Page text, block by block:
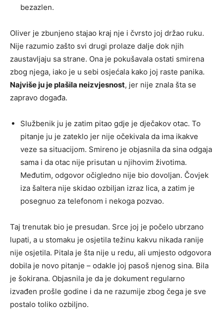
bezazlen.
Oliver je zbunjeno stajao kraj nje i čvrsto joj držao ruku.
Nije razumio zašto svi drugi prolaze dalje dok njih
zaustavljaju sa strane. Ona je pokušavala ostati smirena
zbog njega, iako je u sebi osjećala kako joj raste panika.
Najviše ju je plašila neizvjesnost, jer nije znala šta se
zapravo događa.
Službenik ju je zatim pitao gdje je dječakov otac. To
pitanje ju je zateklo jer nije očekivala da ima ikakve
veze sa situacijom. Smireno je objasnila da sina odgaja
sama i da otac nije prisutan u njihovim životima.
Međutim, odgovor očigledno nije bio dovoljan. Čovjek
iza šaltera nije skidao ozbiljan izraz lica, a zatim je
posegnuo za telefonom i nekoga pozvao.
Taj trenutak bio je presudan. Srce joj je počelo ubrzano
lupati, a u stomaku je osjetila težinu kakvu nikada ranije
nije osjetila. Pitala je šta nije u redu, ali umjesto odgovora
dobila je novo pitanje – odakle joj pasoš njenog sina. Bila
je šokirana. Objasnila je da je dokument regularno
izvađen prošle godine i da ne razumije zbog čega je sve
postalo toliko ozbiljno.